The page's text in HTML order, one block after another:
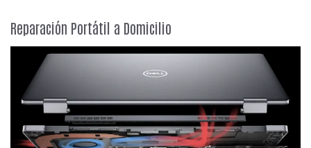
Reparación Portátil a Domicilio